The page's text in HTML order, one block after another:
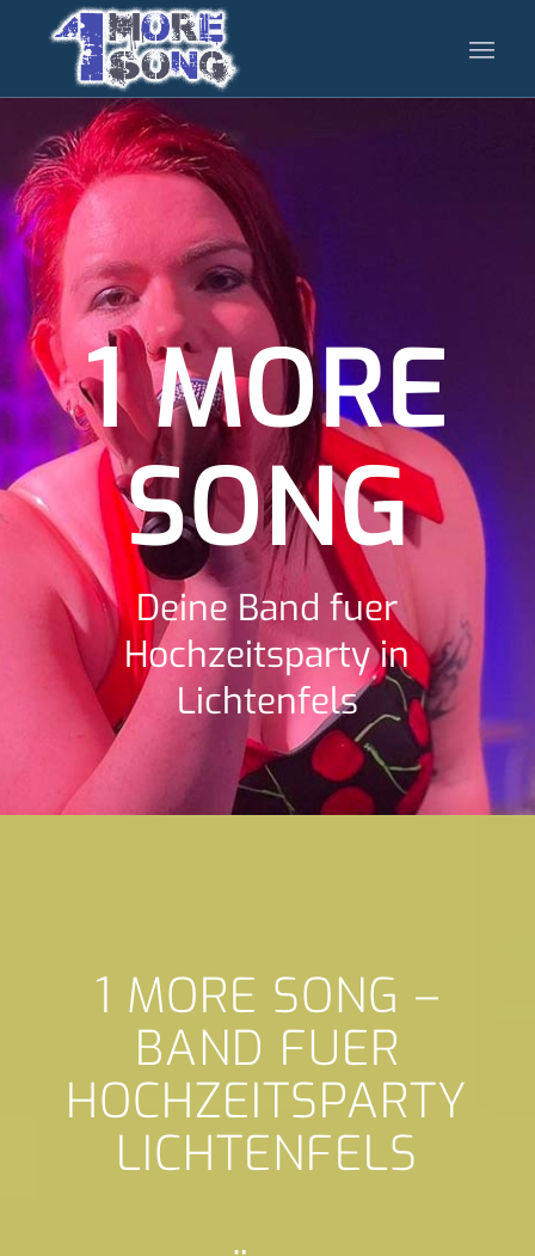
1 MORE
SONG
Deine Band fuer
Hochzeitsparty in
Lichtenfels
1 MORE SONG –
BAND FUER
HOCHZEITSPARTY
LICHTENFELS